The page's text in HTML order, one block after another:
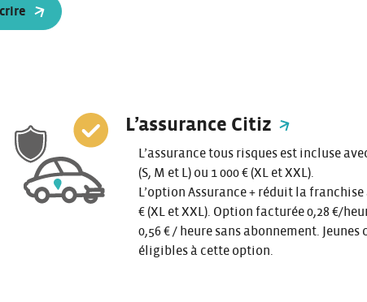
L’assurance Citiz
L’assurance tous risques est incluse
(S, M et L) ou 1 000 € (XL et XXL).
L’option Assurance + réduit la franchise
€ (XL et XXL). Option facturée 0,28 €/
0,56 € / heure sans abonnement. Jeunes
éligibles à cette option.